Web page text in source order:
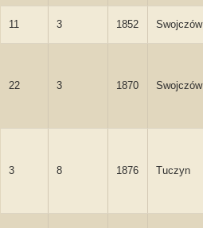
11 3 1852 Swojczów
22 3 1870 Swojczów
3 8 1876 Tuczyn